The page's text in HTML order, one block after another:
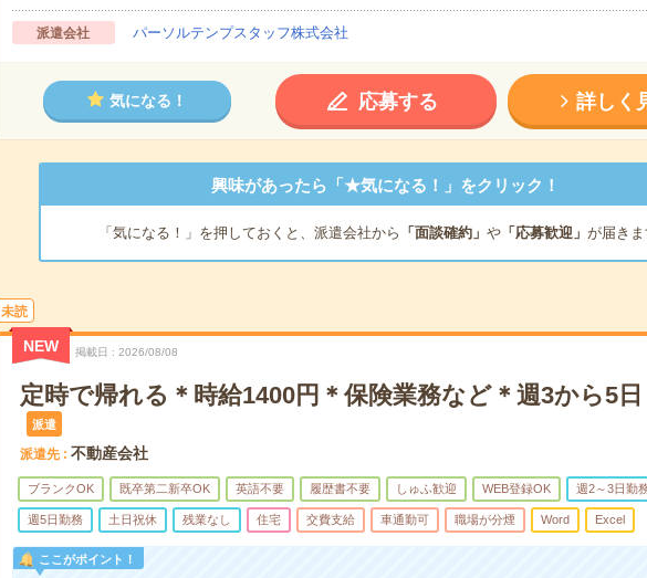
派遣会社 パーソルテンプスタッフ株式会社
気になる！ 応募する 詳しく
興味があったら「★気になる！」をクリック！
「気になる！」を押しておくと、派遣会社から 「面談確約」 や「応募歓迎」 が届きま
未読
NEW 掲載日 2026/08/08
定時で帰れる＊時給1400円＊保険業務など＊週3から5日
派遣
派遣先 不動産会社
ブランクOK 既卒第二新卒OK 英語不要 履歴書不要 しゅふ歓迎 WEB登録OK 週2～3日勤
週5日勤務 土日祝休 残業なし 住宅 交費支給 車通勤可 職場が分煙 Word Excel
ここがポイント！